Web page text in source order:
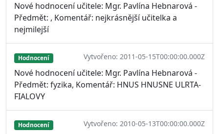
Nové hodnocení učitele: Mgr. Pavlína Hebnarová -
Předmět: , Komentář: nejkrásnější učitelka a
nejmilejší
Hodnocení Vytvořeno: 2011-05-15T00:00:00.000Z
Nové hodnocení učitele: Mgr. Pavlína Hebnarová -
Předmět: fyzika, Komentář: HNUS HNUSNE ULRTA-
FIALOVY
Hodnocení Vytvořeno: 2010-05-13T00:00:00.000Z